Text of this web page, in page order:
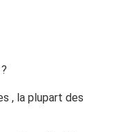
, la plupart des